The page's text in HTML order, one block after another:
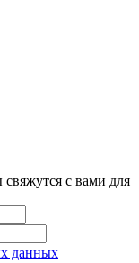
с вами для
данных